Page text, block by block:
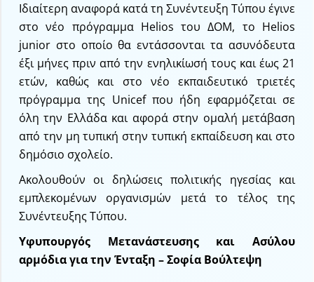
Ιδιαίτερη αναφορά κατά τη Συνέντευξη Τύπου έγινε
στο νέο πρόγραμμα Helios του ΔΟΜ, το Helios
junior στο οποίο θα εντάσσονται τα ασυνόδευτα
έξι μήνες πριν από την ενηλικίωσή τους και έως 21
ετών, καθώς και στο νέο εκπαιδευτικό τριετές
πρόγραμμα της Unicef που ήδη εφαρμόζεται σε
όλη την Ελλάδα και αφορά στην ομαλή μετάβαση
από την μη τυπική στην τυπική εκπαίδευση και στο
δημόσιο σχολείο.
Ακολουθούν οι δηλώσεις πολιτικής ηγεσίας και
εμπλεκομένων οργανισμών μετά το τέλος της
Συνέντευξης Τύπου.
Υφυπουργός Μετανάστευσης και Ασύλου
αρμόδια για την Ένταξη – Σοφία Βούλτεψη